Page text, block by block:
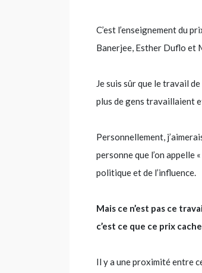
C’est l’enseignement du
Banerjee, Esther Duflo et
Je suis sûr que le travail
plus de gens travaillaient
Personnellement,
personne que l’on appelle
politique et de l’influence.
Mais ce n’est pas ce
c’est ce que ce prix
Il y a une proximité entre